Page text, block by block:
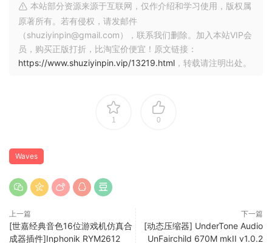
人声混音极具挑战，每个人声各不同。过度共振的频率、低频
翼翼地删除它们需要时间、精度和准确的监听。
加速你的人声混音。开始启用“丝之声”
吧。
本站部分资源来源于互联网，仅作介绍和学习使用，版权属
原著所有。若有侵权，请发邮件
（shuziyinpin@gmail.com），联系我们删除。加入本站VIP会
员，购买正版打折，比淘宝价便宜！原文链接：
https://www.shuziyinpin.vip/13219.html ，转载请注明出处。
1 0
Waves
上一篇
[世嘉经典音色16位游戏机仿真合
成器插件]Inphonik RYM2612
下一篇
[动态压缩器] UnderTone Audio
UnFairchild 670M mkII v1.0.2